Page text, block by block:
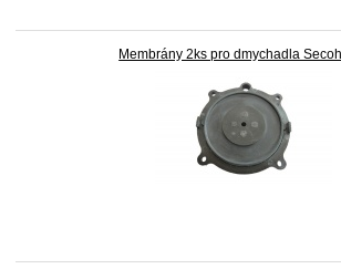
Membrány 2ks pro dmychadla